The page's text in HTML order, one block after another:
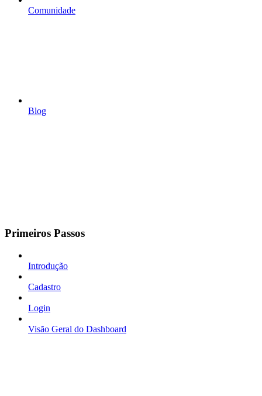
Comunidade
Blog
Primeiros Passos
Introdução
Cadastro
Login
Visão Geral do Dashboard